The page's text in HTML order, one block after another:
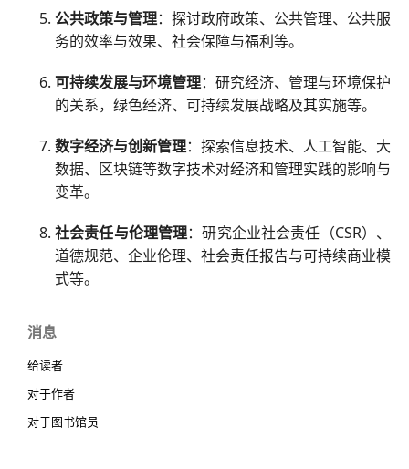
公共政策与管理：探讨政府政策、公共管理、公共服
务的效率与效果、社会保障与福利等。
可持续发展与环境管理：研究经济、管理与环境保护
的关系，绿色经济、可持续发展战略及其实施等。
数字经济与创新管理：探索信息技术、人工智能、大
数据、区块链等数字技术对经济和管理实践的影响与
变革。
社会责任与伦理管理：研究企业社会责任（CSR）、
道德规范、企业伦理、社会责任报告与可持续商业模
式等。
消息
给读者
对于作者
对于图书馆员